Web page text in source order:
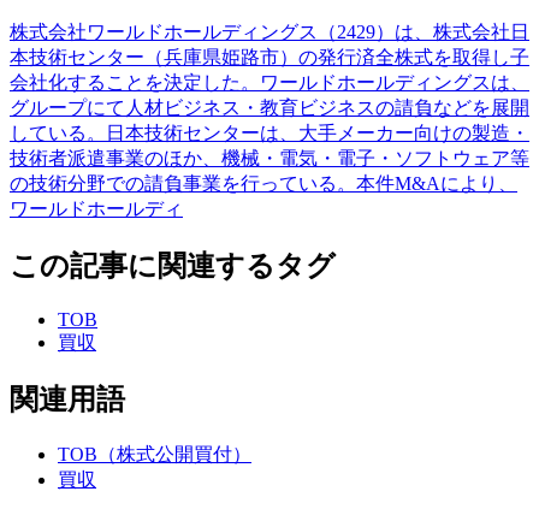
株式会社ワールドホールディングス（2429）は、株式会社日
本技術センター（兵庫県姫路市）の発行済全株式を取得し子
会社化することを決定した。ワールドホールディングスは、
グループにて人材ビジネス・教育ビジネスの請負などを展開
している。日本技術センターは、大手メーカー向けの製造・
技術者派遣事業のほか、機械・電気・電子・ソフトウェア等
の技術分野での請負事業を行っている。本件M&Aにより、
ワールドホールディ
この記事に関連するタグ
TOB
買収
関連用語
TOB（株式公開買付）
買収